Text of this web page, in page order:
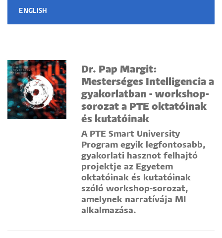
ENGLISH
Dr. Pap Margit:
Mesterséges Intelligencia a
gyakorlatban - workshop-
sorozat a PTE oktatóinak
és kutatóinak
A PTE Smart University
Program egyik legfontosabb,
gyakorlati hasznot felhajtó
projektje az Egyetem
oktatóinak és kutatóinak
szóló workshop-sorozat,
amelynek narratívája MI
alkalmazása.